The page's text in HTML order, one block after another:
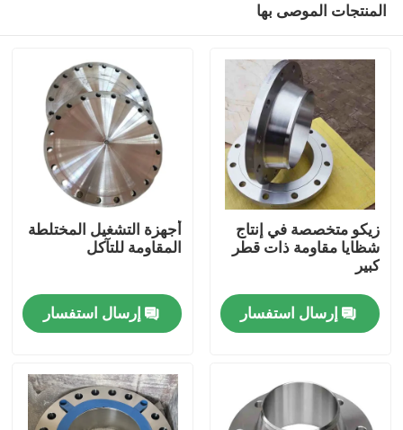
المنتجات الموصى بها
زيكو متخصصة في إنتاج
شظايا مقاومة ذات قطر
كبير
إرسال استفسار
أجهزة التشغيل المختلطة
المقاومة للتآكل
إرسال استفسار